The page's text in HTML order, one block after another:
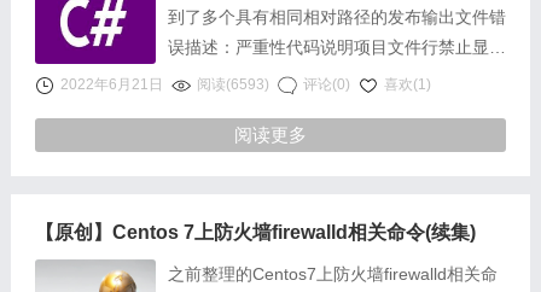
到了多个具有相同相对路径的发布输出文件错
误描述：严重性代码说明项目文件行禁止显示
状态错误找到了多个具有相同相对路径的
2022年6月21日 阅读(6593) 评论(0) 喜欢(1)
阅读更多
【原创】Centos 7上防火墙firewalld相关命令(续集)
之前整理的Centos7上防火墙firewalld相关命